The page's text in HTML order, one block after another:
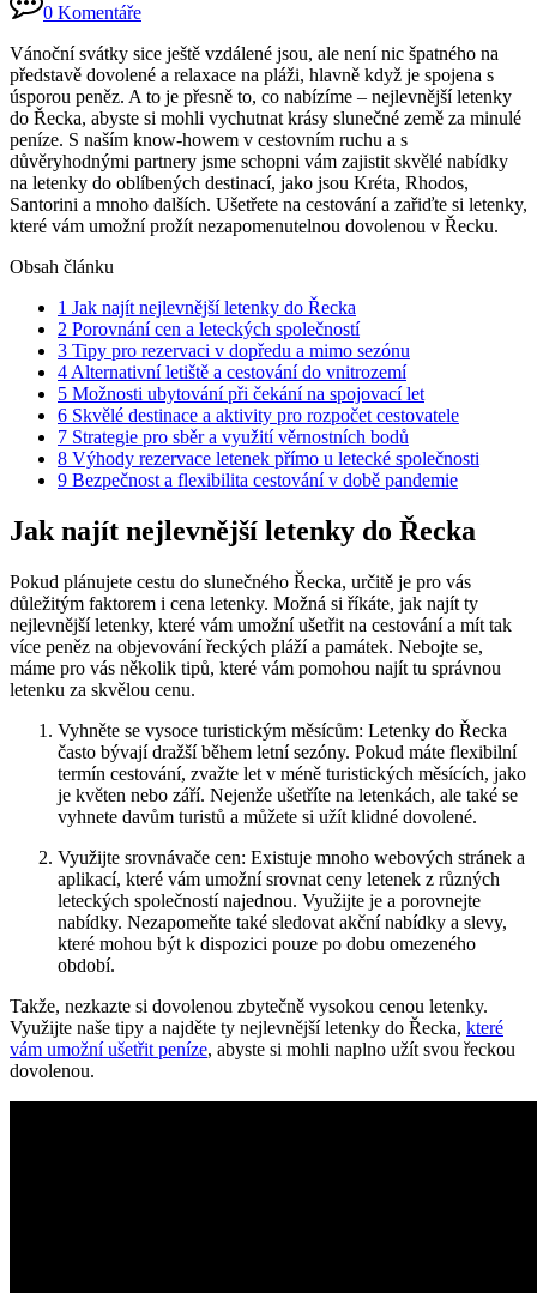
0 Komentáře
Vánoční svátky sice ještě vzdálené jsou, ale není nic špatného na
představě dovolené a relaxace na pláži, hlavně když je spojena s
úsporou peněz. A to je přesně to, co nabízíme – nejlevnější letenky
do Řecka, abyste si mohli vychutnat krásy slunečné země za minulé
peníze. S naším know-howem v cestovním ruchu a s
důvěryhodnými partnery jsme schopni vám zajistit skvělé nabídky
na letenky do oblíbených destinací, jako jsou Kréta, Rhodos,
Santorini a mnoho dalších. Ušetřete na cestování a zařiďte si letenky,
které vám umožní prožít nezapomenutelnou dovolenou v Řecku.
Obsah článku
1 Jak najít nejlevnější letenky do Řecka
2 Porovnání cen a leteckých společností
3 Tipy pro rezervaci v dopředu a mimo sezónu
4 Alternativní letiště a cestování do vnitrozemí
5 Možnosti ubytování při čekání na spojovací let
6 Skvělé destinace a aktivity pro rozpočet cestovatele
7 Strategie pro sběr a využití věrnostních bodů
8 Výhody rezervace letenek přímo u letecké společnosti
9 Bezpečnost a flexibilita cestování v době pandemie
Jak najít nejlevnější letenky do Řecka
Pokud plánujete cestu do slunečného Řecka, určitě je pro vás
důležitým faktorem i cena letenky. Možná si říkáte, jak najít ty
nejlevnější letenky, které vám umožní ušetřit na cestování a mít tak
více peněz na objevování řeckých pláží a památek. Nebojte se,
máme pro vás několik tipů, které vám pomohou najít tu správnou
letenku za skvělou cenu.
Vyhněte se vysoce turistickým měsícům: Letenky do Řecka
často bývají dražší během letní sezóny. Pokud máte flexibilní
termín cestování, zvažte let v méně turistických měsících, jako
je květen nebo září. Nejenže ušetříte na letenkách, ale také se
vyhnete davům turistů a můžete si užít klidné dovolené.
Využijte srovnávače cen: Existuje mnoho webových stránek a
aplikací, které vám umožní srovnat ceny letenek z různých
leteckých společností najednou. Využijte je a porovnejte
nabídky. Nezapomeňte také sledovat akční nabídky a slevy,
které mohou být k dispozici pouze po dobu omezeného
období.
Takže, nezkazte si dovolenou zbytečně vysokou cenou letenky.
Využijte naše tipy a najděte ty nejlevnější letenky do Řecka, které
vám umožní ušetřit peníze, abyste si mohli naplno užít svou řeckou
dovolenou.